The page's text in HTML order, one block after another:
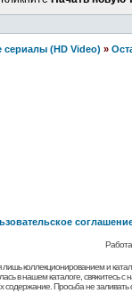
(HD Video) »
коллекционированием и
в нашем каталоге,
содержание. Просьба не